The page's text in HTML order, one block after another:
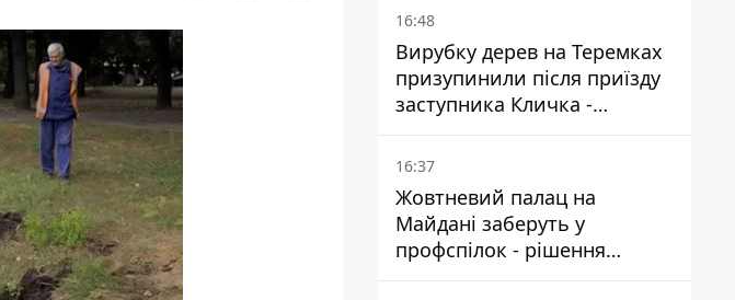
Голубовська
16:48
Вирубку дерев на Теремках
призупинили після приїзду
заступника Кличка -
почався діалог
16:37
Жовтневий палац на
Майдані заберуть у
профспілок - рішення
Господарського суду